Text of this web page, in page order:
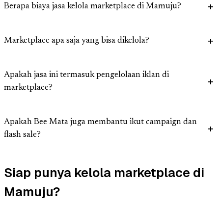
Berapa biaya jasa kelola marketplace di Mamuju?
Marketplace apa saja yang bisa dikelola?
Apakah jasa ini termasuk pengelolaan iklan di
marketplace?
Apakah Bee Mata juga membantu ikut campaign dan
flash sale?
Siap punya kelola marketplace di
Mamuju?